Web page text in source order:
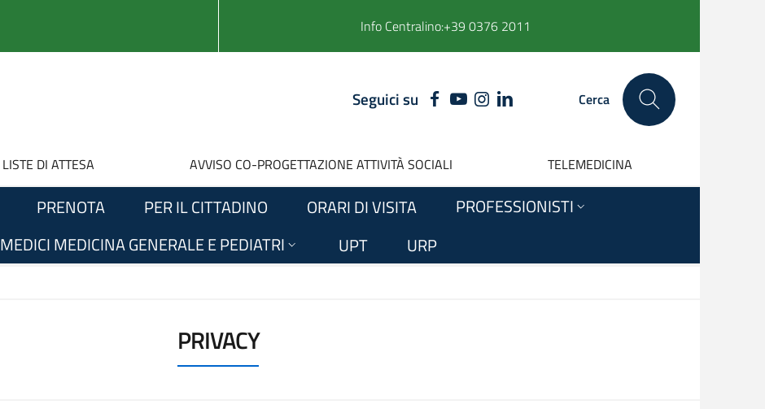
Info Centralino:+39 0376 2011
Seguici suFACEBOOK
YOUTUBE
INSTAGRAM
LINKEDIN Cerca
LISTE DI ATTESA AVVISO CO-PROGETTAZIONE ATTIVITÀ SOCIALI TELEMEDICINA
PRENOTA PER IL CITTADINO ORARI DI VISITA
PROFESSIONISTI
MEDICI MEDICINA GENERALE E PEDIATRI
UPT URP
PRIVACY